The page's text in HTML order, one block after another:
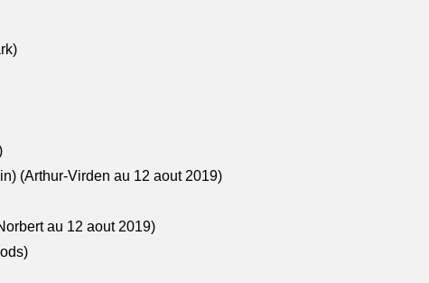
(Arthur-Virden au 12 aout 2019)
au 12 aout 2019)